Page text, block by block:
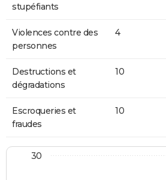
stupéfiants
Violences contre des
personnes
4
Destructions et
dégradations
10
Escroqueries et
fraudes
10
30